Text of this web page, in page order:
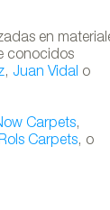
en
conocidos
, Juan Vidal o
Carpets,
Carpets, o